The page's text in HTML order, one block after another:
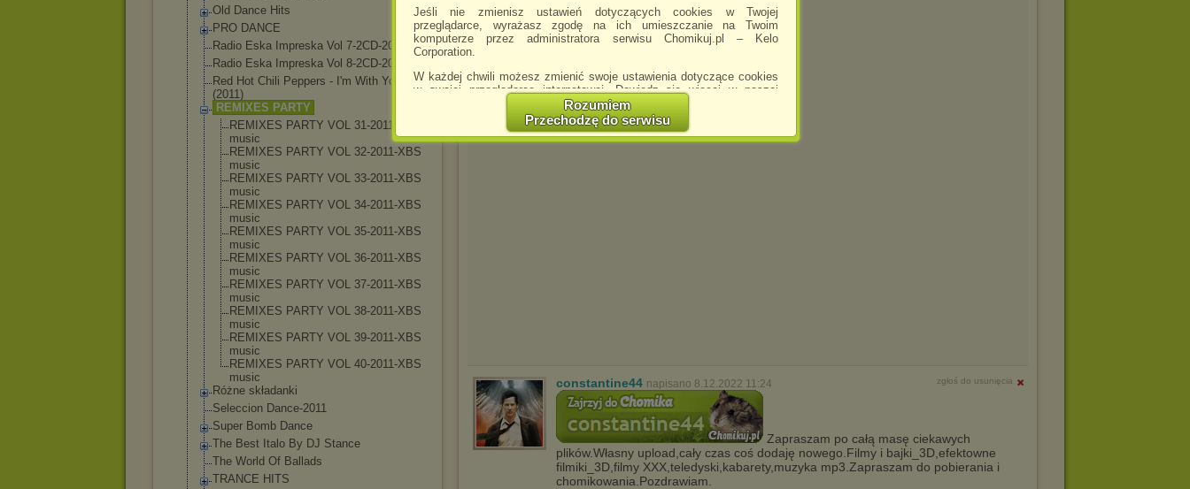
Jeśli nie zmienisz ustawień dotyczących cookies w Twojej
przeglądarce, wyrażasz zgodę na ich umieszczanie na Twoim
komputerze przez administratora serwisu Chomikuj.pl – Kelo
Corporation.
W każdej chwili możesz zmienić swoje ustawienia dotyczące cookies
w swojej przeglądarce internetowej. Dowiedz się więcej w naszej
http://chomikuj.pl/PolitykaPrywatnosci.aspx
Jednocześnie informujemy że zmiana ustawień przeglądarki może
spowodować ograniczenie korzystania ze strony Chomikuj.pl.
prosimy o opuszczenie serwisu chomikuj.pl.
Wykorzystanie plików cookies
marketingowych).
Wyrażenie sprzeciwu spowoduje, że wyświetlana Ci reklama nie
wyświetlona przypadkowo.
Istnieje możliwość zmiany ustawień przeglądarki internetowej w
urządzeniu końcowym. Można również usunąć pliki cookies,
internetowej.
Pełną informację na ten temat znajdziesz pod adresem
http://chomikuj.pl/PolitykaPrywatnosci.aspx.
Rozumiem
Przechodzę do serwisu
Old Dance Hits
PRO DANCE
Radio Eska Impreska Vol 7-2CD-2011
Radio Eska Impreska Vol 8-2CD-2011
Red Hot Chili Peppers - I'm With You
(2011)
REMIXES PARTY
REMIXES PARTY VOL 31-2011-XBS
music
REMIXES PARTY VOL 32-2011-XBS
music
REMIXES PARTY VOL 33-2011-XBS
music
REMIXES PARTY VOL 34-2011-XBS
music
REMIXES PARTY VOL 35-2011-XBS
music
REMIXES PARTY VOL 36-2011-XBS
music
REMIXES PARTY VOL 37-2011-XBS
music
REMIXES PARTY VOL 38-2011-XBS
music
REMIXES PARTY VOL 39-2011-XBS
music
REMIXES PARTY VOL 40-2011-XBS
music
Różne składanki
Seleccion Dance-2011
Super Bomb Dance
The Best Italo By DJ Stance
The World Of Ballads
TRANCE HITS
constantine44 napisano 8.12.2022 11:24 zgłoś do usunięcia
Zapraszam po całą masę ciekawych
plików.Własny upload,cały czas coś dodaję nowego.Filmy i bajki_3D,efektowne
filmiki_3D,filmy XXX,teledyski,kabarety,muzyka mp3.Zapraszam do pobierania i
chomikowania.Pozdrawiam.